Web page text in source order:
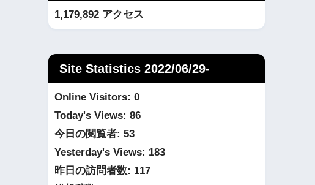
1,179,892 アクセス
Site Statistics 2022/06/29-
Online Visitors: 0
Today's Views: 86
今日の閲覧者: 53
Yesterday's Views: 183
昨日の訪問者数: 117